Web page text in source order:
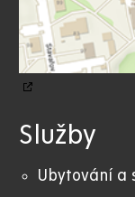
Služby
Ubytování a